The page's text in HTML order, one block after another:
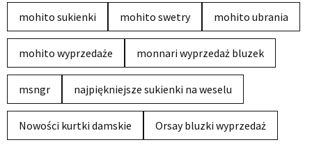
mohito sukienki mohito swetry mohito ubrania
mohito wyprzedaże monnari wyprzedaż bluzek
msngr najpiękniejsze sukienki na weselu
Nowości kurtki damskie Orsay bluzki wyprzedaż